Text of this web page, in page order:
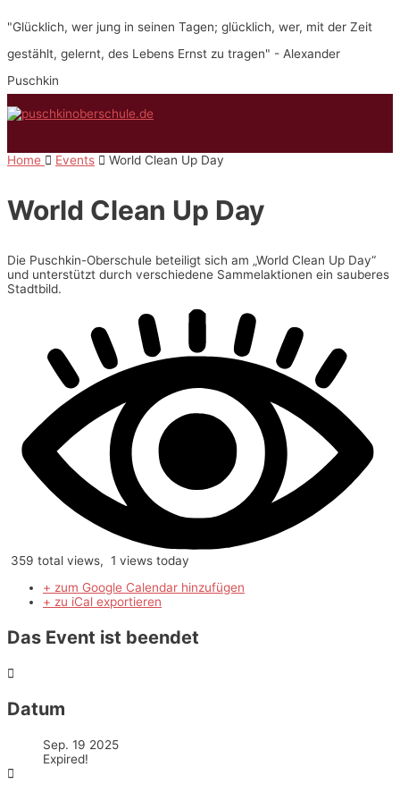
Inhalt
"Glücklich, wer jung in seinen Tagen; glücklich, wer, mit der Zeit
gestählt, gelernt, des Lebens Ernst zu tragen" - Alexander
Puschkin
Home
Events World Clean Up Day
World Clean Up Day
Die Puschkin-Oberschule beteiligt sich am „World Clean Up Day“
und unterstützt durch verschiedene Sammelaktionen ein sauberes
Stadtbild.
359 total views, 1 views today
+ zum Google Calendar hinzufügen
+ zu iCal exportieren
Das Event ist beendet
Datum
Sep. 19 2025
Expired!